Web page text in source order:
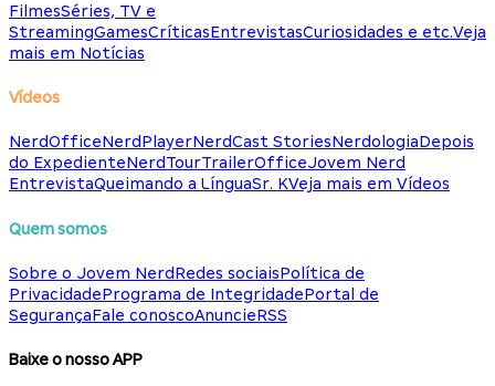
FilmesSéries, TV e
StreamingGamesCríticasEntrevistasCuriosidades e etc.Veja
mais em Notícias
Vídeos
NerdOfficeNerdPlayerNerdCast StoriesNerdologiaDepois
do ExpedienteNerdTourTrailerOfficeJovem Nerd
EntrevistaQueimando a LínguaSr. KVeja mais em Vídeos
Quem somos
Sobre o Jovem NerdRedes sociaisPolítica de
PrivacidadePrograma de IntegridadePortal de
SegurançaFale conoscoAnuncieRSS
Baixe o nosso APP